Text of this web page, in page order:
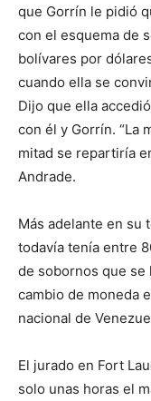
que Gorrín le pidió
con el esquema de
bolívares por
cuando ella se
Dijo que ella
con él y Gorrín. “La
mitad se repartiría
Andrade.
Más adelante en su
todavía tenía entre
de sobornos que se
cambio de moneda
nacional de
El jurado en Fort
solo unas horas el